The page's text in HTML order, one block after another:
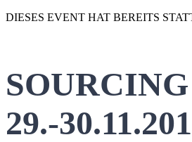
DIESES EVENT HAT BEREITS
29.-